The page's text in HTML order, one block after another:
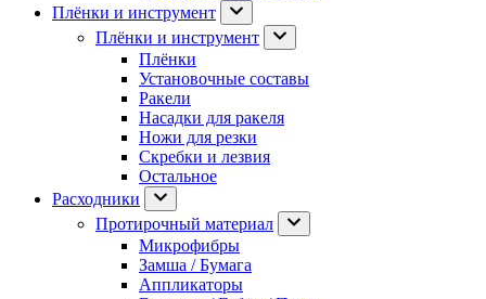
Плёнки и инструмент
Плёнки и инструмент
Плёнки
Установочные составы
Ракели
Насадки для ракеля
Ножи для резки
Скребки и лезвия
Остальное
Расходники
Протирочный материал
Микрофибры
Замша / Бумага
Аппликаторы